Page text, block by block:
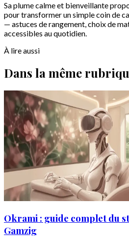
Sa plume calme et bienveillante
pour transformer un simple coin de
— astuces de rangement, choix de
accessibles au quotidien.
À lire aussi
Dans la même
Okrami : guide complet du
Gamzig